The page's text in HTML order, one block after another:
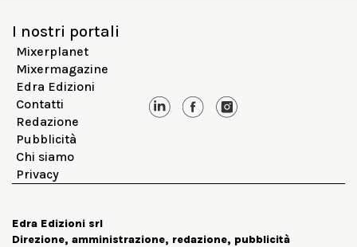
I nostri portali
Mixerplanet
Mixermagazine
Edra Edizioni
Contatti
Redazione
Pubblicità
Chi siamo
Privacy
Edra Edizioni srl
Direzione, amministrazione, redazione, pubblicità